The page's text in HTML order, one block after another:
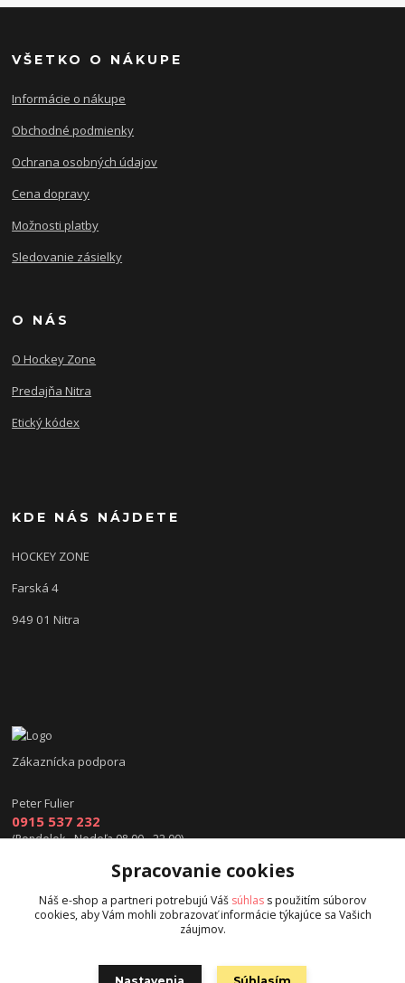
VŠETKO O NÁKUPE
Informácie o nákupe
Obchodné podmienky
Ochrana osobných údajov
Cena dopravy
Možnosti platby
Sledovanie zásielky
O NÁS
O Hockey Zone
Predajňa Nitra
Etický kódex
KDE NÁS NÁJDETE
HOCKEY ZONE
Farská 4
949 01 Nitra
Zákaznícka podpora
Peter Fulier
0915 537 232
(Pondelok - Nedeľa 08.00 - 22.00)
info@hokejexpert.sk
Spracovanie cookies
Náš e-shop a partneri potrebujú Váš súhlas s použitím súborov
cookies, aby Vám mohli zobrazovať informácie týkajúce sa Vašich
záujmov.